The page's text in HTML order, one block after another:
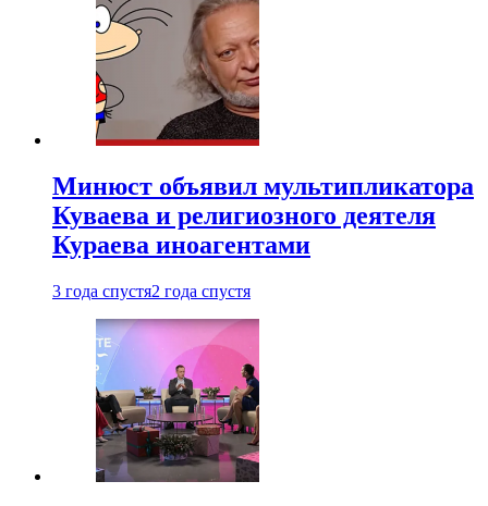
Минюст объявил мультипликатора
Куваева и религиозного деятеля
Кураева иноагентами
3 года спустя2 года спустя